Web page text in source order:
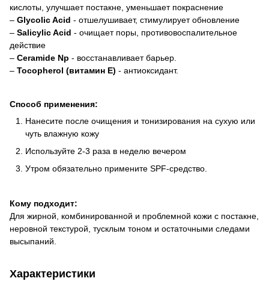
кислоты, улучшает постакне, уменьшает покраснение
– Glycolic Acid - отшелушивает, стимулирует обновление
– Salicylic Acid - очищает поры, противовоспалительное
действие
– Ceramide Np - восстанавливает барьер.
– Tocopherol (витамин E) - антиоксидант.
Способ применения:
Нанесите после очищения и тонизирования на сухую или
чуть влажную кожу
Используйте 2-3 раза в неделю вечером
Утром обязательно примените SPF-средство.
Кому подходит:
Для жирной, комбинированной и проблемной кожи с постакне,
неровной текстурой, тусклым тоном и остаточными следами
высыпаний.
Характеристики